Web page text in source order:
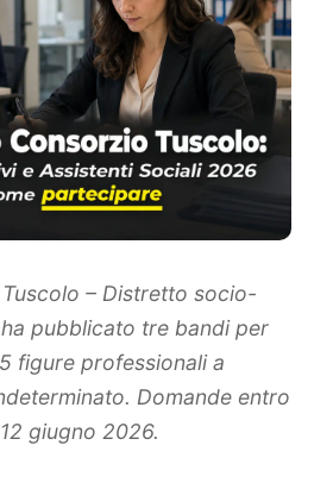
– Distretto socio-
ha pubblicato tre bandi per
figure professionali a
Domande entro
giugno 2026.